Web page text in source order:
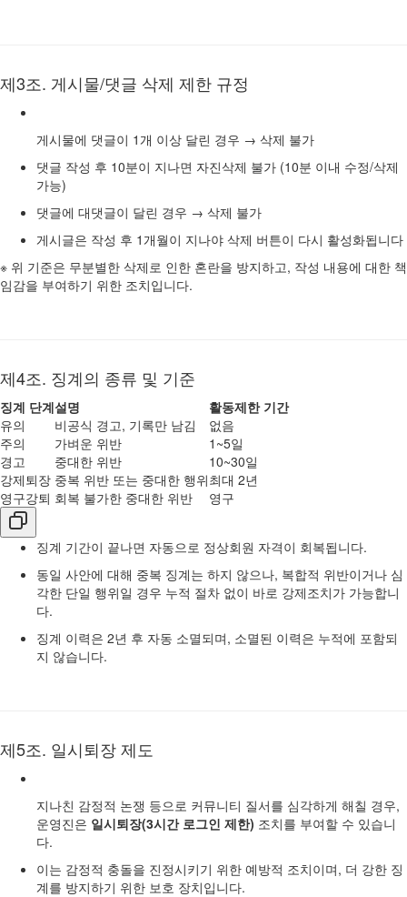
제3조. 게시물/댓글 삭제 제한 규정
게시물에 댓글이 1개 이상 달린 경우 → 삭제 불가
댓글 작성 후 10분이 지나면 자진삭제 불가 (10분 이내 수정/삭제
가능)
댓글에 대댓글이 달린 경우 → 삭제 불가
게시글은 작성 후 1개월이 지나야 삭제 버튼이 다시 활성화됩니다
※ 위 기준은 무분별한 삭제로 인한 혼란을 방지하고, 작성 내용에 대한 책
임감을 부여하기 위한 조치입니다.
제4조. 징계의 종류 및 기준
징계 단계설명
활동제한 기간
유의
비공식 경고, 기록만 남김
없음
주의
가벼운 위반
1~5일
경고
중대한 위반
10~30일
강제퇴장 중복 위반 또는 중대한 행위최대 2년
영구강퇴 회복 불가한 중대한 위반 영구
징계 기간이 끝나면 자동으로 정상회원 자격이 회복됩니다.
동일 사안에 대해 중복 징계는 하지 않으나, 복합적 위반이거나 심
각한 단일 행위일 경우 누적 절차 없이 바로 강제조치가 가능합니
다.
징계 이력은 2년 후 자동 소멸되며, 소멸된 이력은 누적에 포함되
지 않습니다.
제5조. 일시퇴장 제도
지나친 감정적 논쟁 등으로 커뮤니티 질서를 심각하게 해칠 경우,
운영진은 일시퇴장(3시간 로그인 제한) 조치를 부여할 수 있습니
다.
이는 감정적 충돌을 진정시키기 위한 예방적 조치이며, 더 강한 징
계를 방지하기 위한 보호 장치입니다.